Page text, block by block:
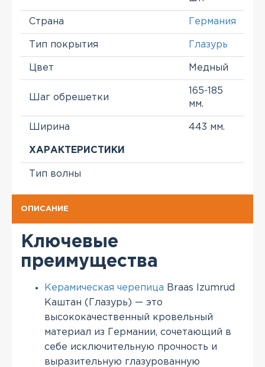
Страна Германия
Тип покрытия Глазурь
Цвет Медный
Шаг обрешетки
165-185
мм.
Ширина 443 мм.
ХАРАКТЕРИСТИКИ
Тип волны
ОПИСАНИЕ
Ключевые
преимущества
Керамическая черепица Braas Izumrud
Каштан (Глазурь) — это
высококачественный кровельный
материал из Германии, сочетающий в
себе исключительную прочность и
выразительную глазурованную